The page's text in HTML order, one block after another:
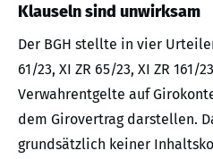
Klauseln sind unwirksam
Der BGH stellte in vier
61/23, XI ZR 65/23, XI ZR 161/
Verwahrentgelte auf
dem Girovertrag darstellen.
grundsätzlich keiner